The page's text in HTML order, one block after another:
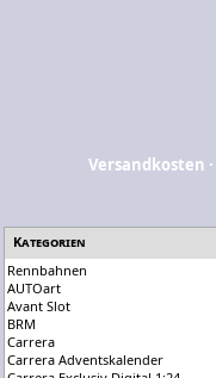
Versandkosten ·
Kategorien
Rennbahnen
AUTOart
Avant Slot
BRM
Carrera
Carrera Adventskalender